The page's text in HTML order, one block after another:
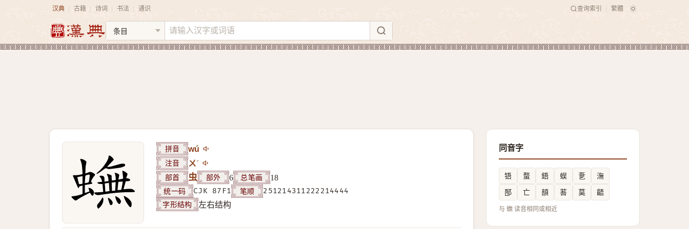
汉典 古籍 诗词 书法 通识 查询索引 繁體
拼音 wú
注音 ㄨˊ
部首 虫 部外 6 总笔画 18
统一码 CJK 87F1 笔顺 251214311222214444
字形结构 左右结构
同音字
铻 蝥 鋙 蜈 㐚
潕
郚
亡 䫓 䓊 茣 齬
与 蟱 读音相同或相近